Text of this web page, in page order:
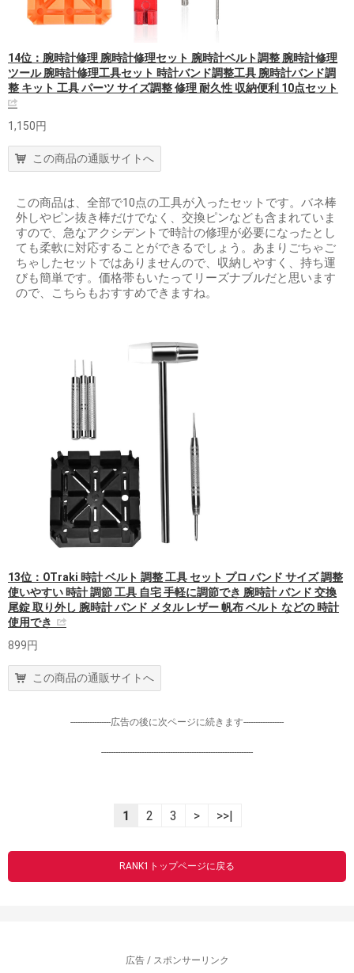
14位：腕時計修理 腕時計修理セット 腕時計ベルト調整 腕時計修理
ツール 腕時計修理工具セット 時計バンド調整工具 腕時計バンド調
整 キット 工具 パーツ サイズ調整 修理 耐久性 収納便利 10点セット
1,150円
この商品の通販サイトへ
この商品は、全部で10点の工具が入ったセットです。バネ棒
外しやピン抜き棒だけでなく、交換ピンなども含まれていま
すので、急なアクシデントで時計の修理が必要になったとし
ても柔軟に対応することができるでしょう。あまりごちゃご
ちゃしたセットではありませんので、収納しやすく、持ち運
びも簡単です。価格帯もいたってリーズナブルだと思います
ので、こちらもおすすめできますね。
13位：OTraki 時計 ベルト 調整 工具 セット プロ バンド サイズ 調整
使いやすい 時計 調節 工具 自宅 手軽に調節でき 腕時計 バンド 交換
尾錠 取り外し 腕時計 バンド メタル レザー 帆布 ベルト などの 時計
使用でき
899円
この商品の通販サイトへ
-----------------広告の後に次ページに続きます-----------------
----------------------------------------------------------------
1 2 3 > >>|
RANK1トップページに戻る
広告 / スポンサーリンク